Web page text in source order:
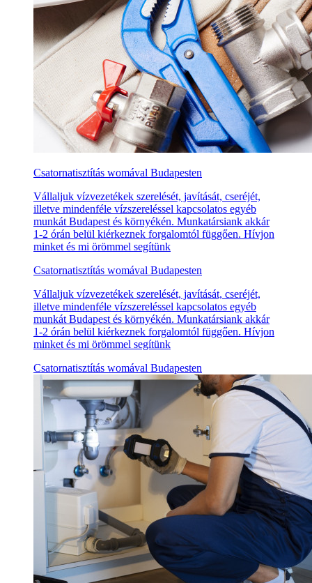
Csatornatisztítás womával Budapesten
Vállaljuk vízvezetékek szerelését, javítását, cseréjét,
illetve mindenféle vízszereléssel kapcsolatos egyéb
munkát Budapest és környékén. Munkatársiank akkár
1-2 órán belül kiérkeznek forgalomtól függően. Hívjon
minket és mi örömmel segítünk
Csatornatisztítás womával Budapesten
Vállaljuk vízvezetékek szerelését, javítását, cseréjét,
illetve mindenféle vízszereléssel kapcsolatos egyéb
munkát Budapest és környékén. Munkatársiank akkár
1-2 órán belül kiérkeznek forgalomtól függően. Hívjon
minket és mi örömmel segítünk
Csatornatisztítás womával Budapesten